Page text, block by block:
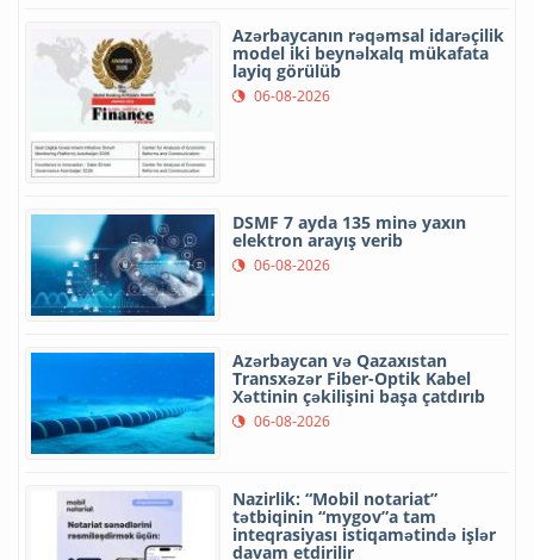
Azərbaycanın rəqəmsal idarəçilik
model iki beynəlxalq mükafata
layiq görülüb
06-08-2026
DSMF 7 ayda 135 minə yaxın
elektron arayış verib
06-08-2026
Azərbaycan və Qazaxıstan
Transxəzər Fiber-Optik Kabel
Xəttinin çəkilişini başa çatdırıb
06-08-2026
Nazirlik: “Mobil notariat”
tətbiqinin “mygov”a tam
inteqrasiyası istiqamətində işlər
davam etdirilir